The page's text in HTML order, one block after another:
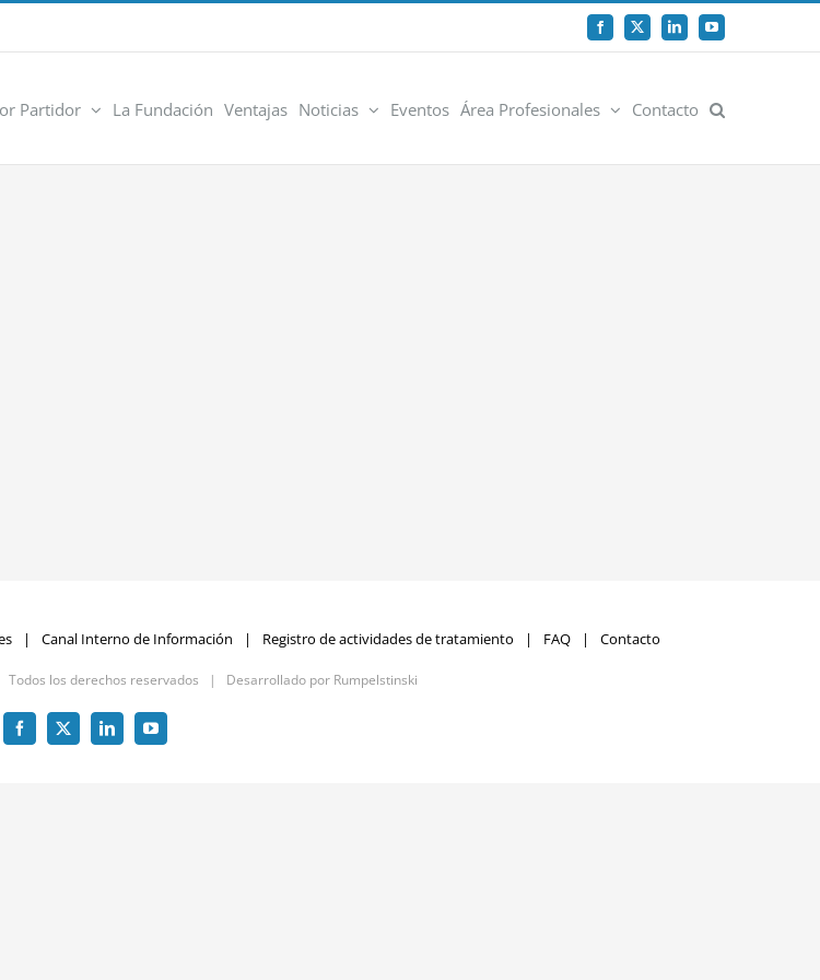
Facebook
X LinkedInYouTube
Partidor La Fundación Ventajas Noticias Eventos Área Profesionales Contacto
Canal Interno de Información Registro de actividades de tratamiento FAQ Contacto
los derechos reservados | Desarrollado por Rumpelstinski
Facebook
X LinkedInYouTube